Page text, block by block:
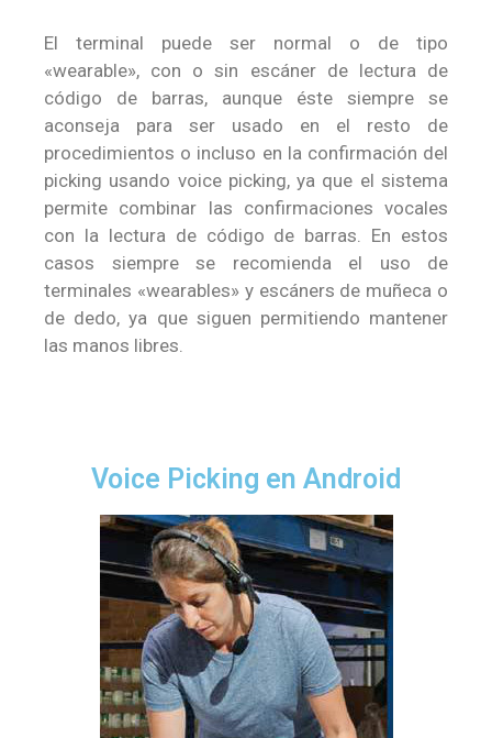
El terminal puede ser normal o de tipo
«wearable», con o sin escáner de lectura de
código de barras, aunque éste siempre se
aconseja para ser usado en el resto de
procedimientos o incluso en la confirmación del
picking usando voice picking, ya que el sistema
permite combinar las confirmaciones vocales
con la lectura de código de barras. En estos
casos siempre se recomienda el uso de
terminales «wearables» y escáners de muñeca o
de dedo, ya que siguen permitiendo mantener
las manos libres.
Voice Picking en Android